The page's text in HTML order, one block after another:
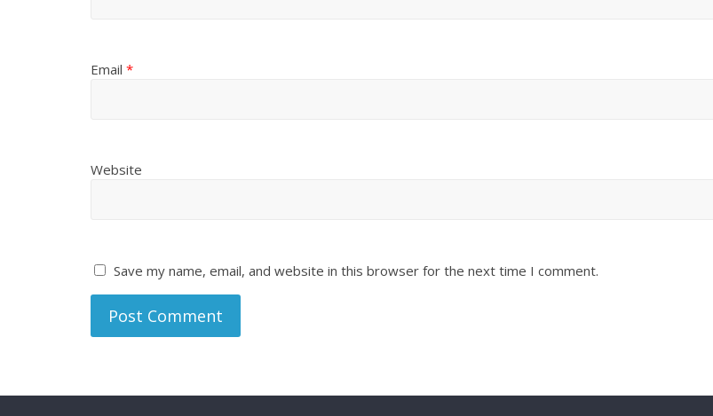
Email *
Website
Save my name, email, and website in this browser for the next time I comment.